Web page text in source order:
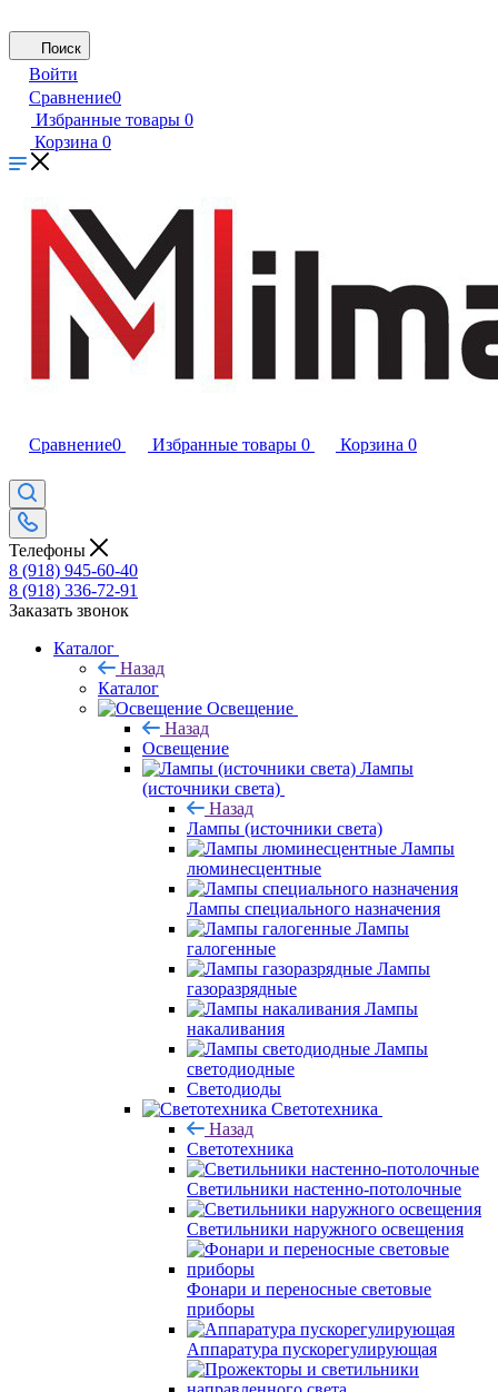
Поиск
Войти
Сравнение0
Избранные товары 0
Корзина 0
Сравнение0 Избранные товары 0 Корзина 0
Телефоны
8 (918) 945-60-40
8 (918) 336-72-91
Заказать звонок
Каталог
Назад
Каталог
Освещение
Назад
Освещение
Лампы
(источники света)
Назад
Лампы (источники света)
Лампы
люминесцентные
Лампы специального назначения
Лампы
галогенные
Лампы
газоразрядные
Лампы
накаливания
Лампы
светодиодные
Светодиоды
Светотехника
Назад
Светотехника
Светильники настенно-потолочные
Светильники наружного освещения
Фонари и переносные световые
приборы
Аппаратура пускорегулирующая